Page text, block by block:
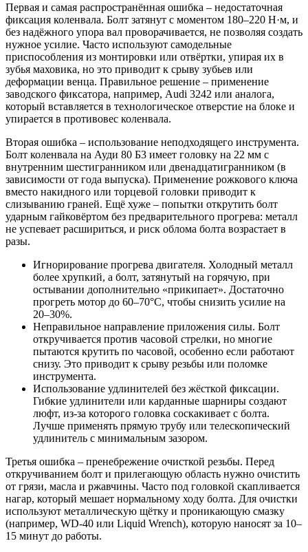
Первая и самая распространённая ошибка – недостаточная
фиксация коленвала. Болт затянут с моментом 180–220 Н·м, и
без надёжного упора вал проворачивается, не позволяя создать
нужное усилие. Часто используют самодельные
приспособления из монтировки или отвёртки, упирая их в
зубья маховика, но это приводит к срыву зубьев или
деформации венца. Правильное решение – применение
заводского фиксатора, например, Audi 3242 или аналога,
который вставляется в технологическое отверстие на блоке и
упирается в противовес коленвала.
Вторая ошибка – использование неподходящего инструмента.
Болт коленвала на Ауди 80 Б3 имеет головку на 22 мм с
внутренним шестигранником или двенадцатигранником (в
зависимости от года выпуска). Применение рожкового ключа
вместо накидного или торцевой головки приводит к
слизыванию граней. Ещё хуже – попытки открутить болт
ударным гайковёртом без предварительного прогрева: металл
не успевает расшириться, и риск облома болта возрастает в
разы.
Игнорирование прогрева двигателя. Холодный металл
более хрупкий, а болт, затянутый на горячую, при
остывании дополнительно «прикипает». Достаточно
прогреть мотор до 60–70°C, чтобы снизить усилие на
20–30%.
Неправильное направление приложения силы. Болт
откручивается против часовой стрелки, но многие
пытаются крутить по часовой, особенно если работают
снизу. Это приводит к срыву резьбы или поломке
инструмента.
Использование удлинителей без жёсткой фиксации.
Гибкие удлинители или карданные шарниры создают
люфт, из-за которого головка соскакивает с болта.
Лучше применять прямую трубу или телескопический
удлинитель с минимальным зазором.
Третья ошибка – пренебрежение очисткой резьбы. Перед
откручиванием болт и прилегающую область нужно очистить
от грязи, масла и ржавчины. Часто под головкой скапливается
нагар, который мешает нормальному ходу болта. Для очистки
используют металлическую щётку и проникающую смазку
(например, WD-40 или Liquid Wrench), которую наносят за 10–
15 минут до работы.